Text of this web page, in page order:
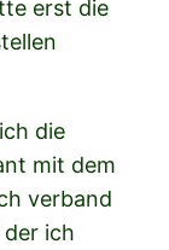
erst die
die
mit dem
verband
ich